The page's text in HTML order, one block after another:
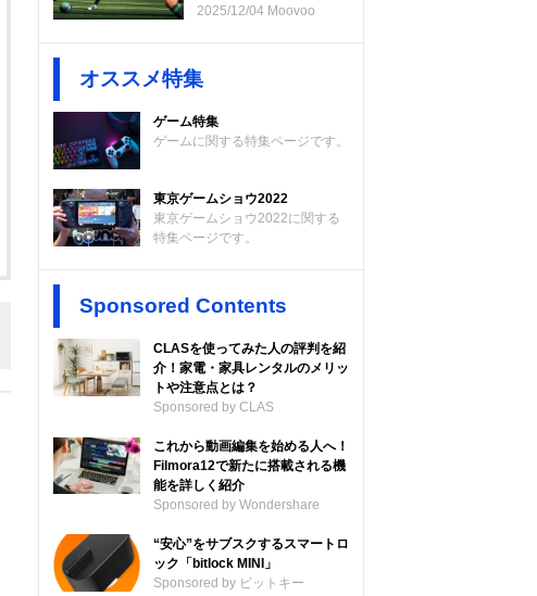
2025/12/04 Moovoo
オススメ特集
ゲーム特集
ゲームに関する特集ページです。
東京ゲームショウ2022
東京ゲームショウ2022に関する
特集ページです。
Sponsored Contents
CLASを使ってみた人の評判を紹
介！家電・家具レンタルのメリッ
トや注意点とは？
Sponsored by CLAS
これから動画編集を始める人へ！
Filmora12で新たに搭載される機
能を詳しく紹介
Sponsored by Wondershare
“安心”をサブスクするスマートロ
ック「bitlock MINI」
Sponsored by ビットキー